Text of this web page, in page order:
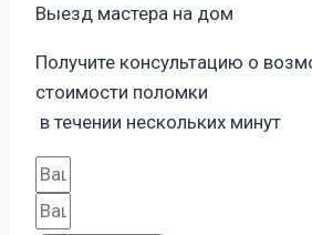
Выезд мастера на дом
Получите консультацию о
стоимости поломки
в течении нескольких минут